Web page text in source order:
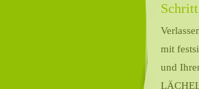
Verlassen der Zahnarztpraxis
mit festsitzendem Zahnersatz
und Ihrem wiedererlangten